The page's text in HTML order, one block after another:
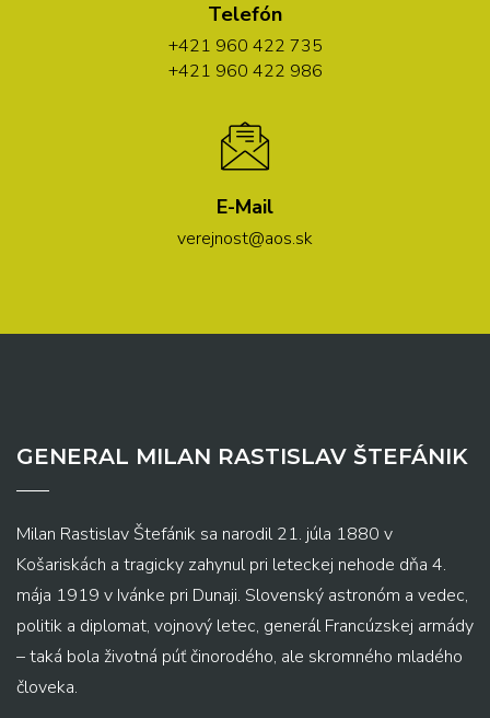
Telefón
+421 960 422 735
+421 960 422 986
E-Mail
verejnost@aos.sk
GENERAL MILAN RASTISLAV ŠTEFÁNIK
Milan Rastislav Štefánik sa narodil 21. júla 1880 v
Košariskách a tragicky zahynul pri leteckej nehode dňa 4.
mája 1919 v Ivánke pri Dunaji. Slovenský astronóm a vedec,
politik a diplomat, vojnový letec, generál Francúzskej armády
– taká bola životná púť činorodého, ale skromného mladého
človeka.